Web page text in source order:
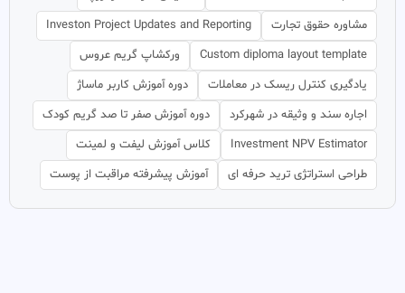
مشاوره حقوق تجارت
Investon Project Updates and Reporting
Custom diploma layout template
ورکشاپ گریم عروس
یادگیری کنترل ریسک در معاملات
دوره آموزش کاربر ماساژ
اجاره سند و وثیقه در شهرکرد
دوره آموزش صفر تا صد گریم کودک
Investment NPV Estimator
کلاس آموزش لیفت و لمینت
طراحی استراتژی ترید حرفه ای
آموزش پیشرفته مراقبت از پوست